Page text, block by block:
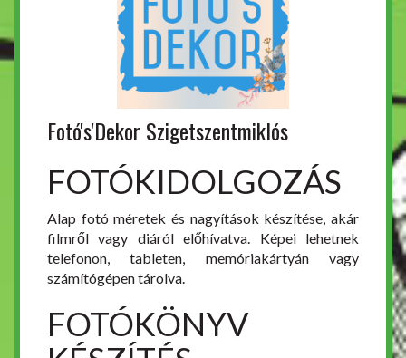
Fotó's'Dekor Szigetszentmiklós
FOTÓKIDOLGOZÁS
Alap fotó méretek és nagyítások készítése, akár
filmről vagy diáról előhívatva. Képei lehetnek
telefonon, tableten, memóriakártyán vagy
számítógépen tárolva.
FOTÓKÖNYV